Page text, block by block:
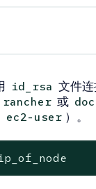
id_rsa 文件
rancher 或
ec2-user ）。